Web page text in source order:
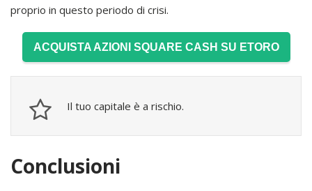
proprio in questo periodo di crisi.
ACQUISTA AZIONI SQUARE CASH SU ETORO
Il tuo capitale è a rischio.
Conclusioni